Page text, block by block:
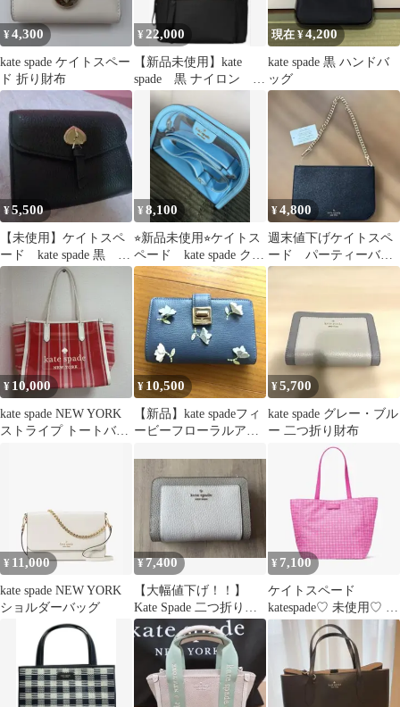
¥4,300
kate spade ケイトスペー
ド 折り財布
¥ 22,000
【新品未使用】kate
spade 黒 ナイロン リ
ュック 2026福袋
現在 ¥4,200
kate spade 黒 ハンドバ
ッグ
¥5,500
【未使用】ケイトスペ
ード kate spade 黒 コ
インケース 財布 福
¥8,100
⭐︎新品未使用⭐︎ケイトス
ペード kate spade クリ
アショルダーバッグ
¥4,800
週末値下げケイトスペ
ード パーティーバッ
グ
¥ 10,000
kate spade NEW YORK
ストライプ トートバッ
¥ 10,500
【新品】kate spadeフィ
ービーフローラルアッ
ォレット
¥5,700
kate spade グレー・ブル
ー 二つ折り財布
¥ 11,000
kate spade NEW YORK
ショルダーバッグ
¥7,400
【大幅値下げ！！】
Kate Spade 二つ折り財
布
¥ 7,100
ケイトスペード
katespade♡ 未使用♡ ノ
エル ジャカード ラージ